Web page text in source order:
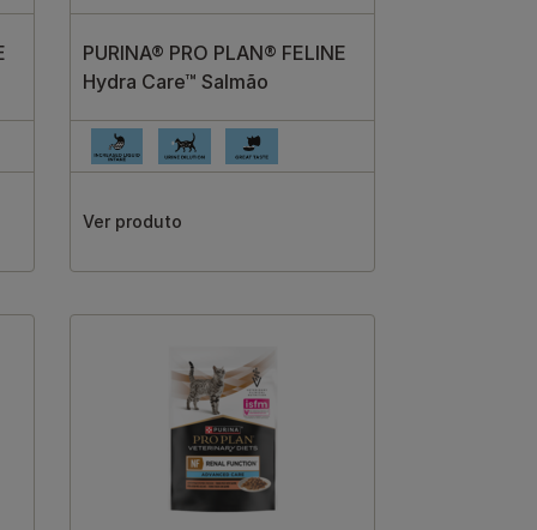
PURINA® PRO PLAN® FELINE
Hydra Care™ Salmão
Ver produto